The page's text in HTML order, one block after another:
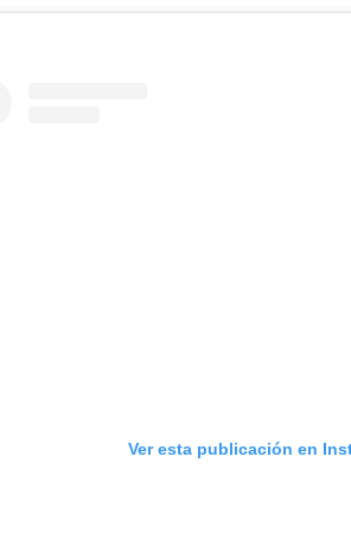
Ver esta publicación en